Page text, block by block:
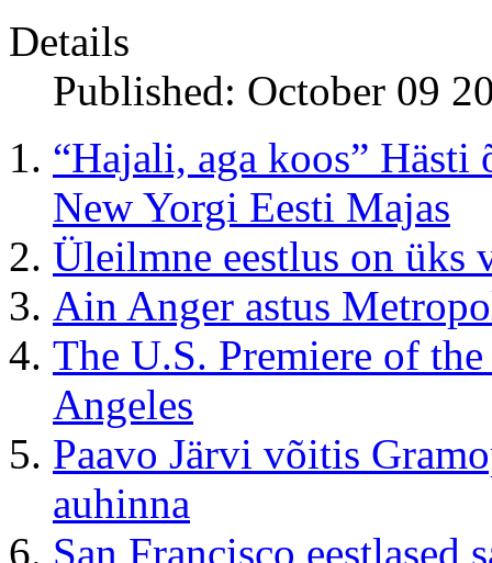
Details
Published: October 09
“Hajali, aga koos”
New Yorgi Eesti Majas
Üleilmne eestlus on üks
Ain Anger astus
The U.S. Premiere of
Angeles
Paavo Järvi võitis
auhinna
San Francisco eestlased